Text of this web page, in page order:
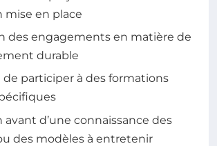
mise en place
des engagements en matière de
durable
de participer à des formations
avant d’une connaissance des
des modèles à entretenir